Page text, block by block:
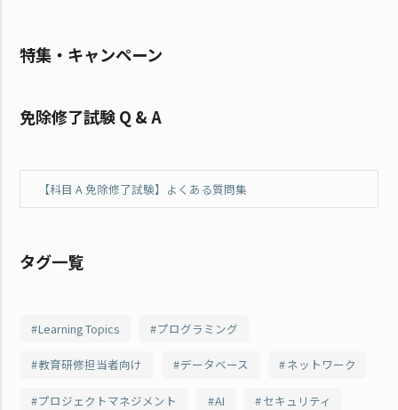
特集・キャンペーン
免除修了試験 Q & A
【科目 A 免除修了試験】よくある質問集
タグ一覧
Learning Topics プログラミング
教育研修担当者向け データベース ネットワーク
プロジェクトマネジメント AI セキュリティ